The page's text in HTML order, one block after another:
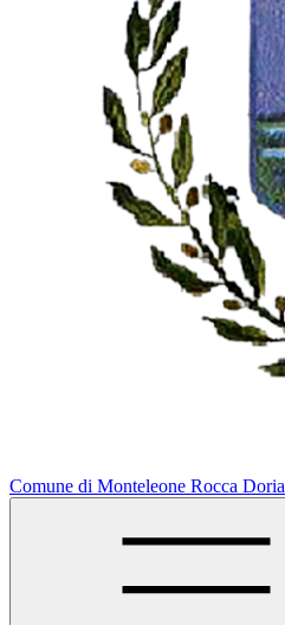
Comune di Monteleone Rocca Doria